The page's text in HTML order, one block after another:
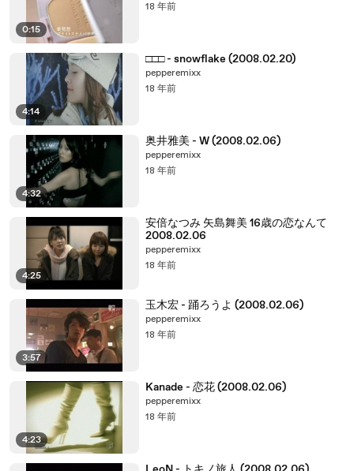
0:15
18 年前
4:14
□□□ - snowflake (2008.02.20)
pepperemixx
18 年前
4:32
奥井雅美 - W (2008.02.06)
pepperemixx
18 年前
4:25
安倍なつみ 矢島舞美 16歳の恋なんて
2008.02.06
pepperemixx
18 年前
3:57
玉木宏 - 踊ろうよ (2008.02.06)
pepperemixx
18 年前
4:23
Kanade - 恋花 (2008.02.06)
pepperemixx
18 年前